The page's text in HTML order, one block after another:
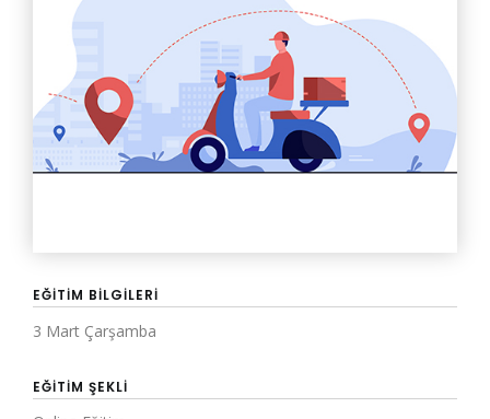
EĞITIM BILGILERI
3 Mart Çarşamba
EĞITIM ŞEKLI